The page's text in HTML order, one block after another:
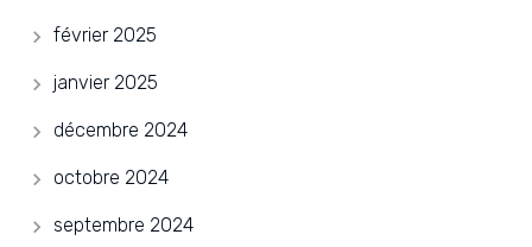
février 2025
janvier 2025
décembre 2024
octobre 2024
septembre 2024